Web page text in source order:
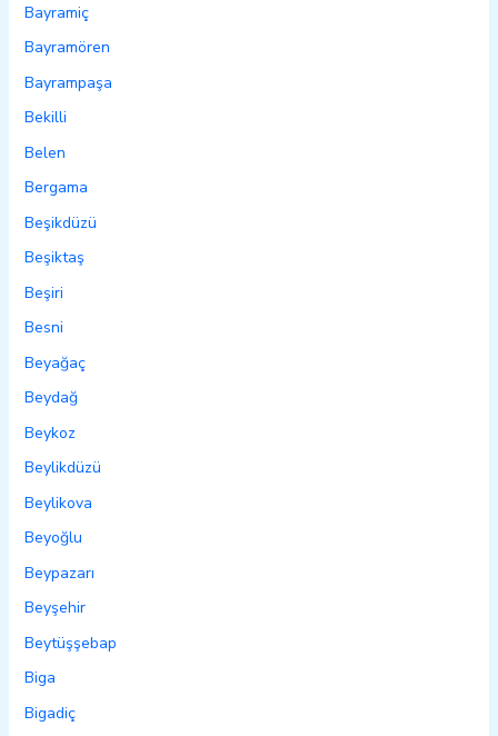
Bayramiç
Bayramören
Bayrampaşa
Bekilli
Belen
Bergama
Beşikdüzü
Beşiktaş
Beşiri
Besni
Beyağaç
Beydağ
Beykoz
Beylikdüzü
Beylikova
Beyoğlu
Beypazarı
Beyşehir
Beytüşşebap
Biga
Bigadiç